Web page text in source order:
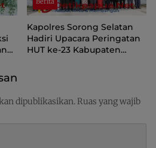
Kapolres Sorong Selatan
Hadiri Upacara Peringatan
HUT ke-23 Kabupaten
dipublikasikan.Ruas yang wajib